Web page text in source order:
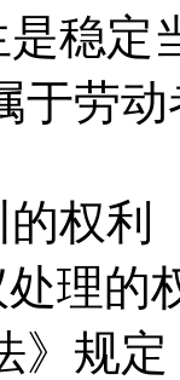
稳定
于劳
训
处
》规